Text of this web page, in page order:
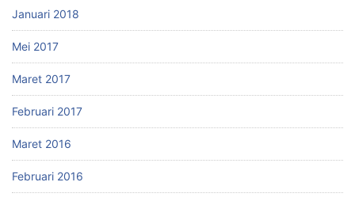
Januari 2018
Mei 2017
Maret 2017
Februari 2017
Maret 2016
Februari 2016